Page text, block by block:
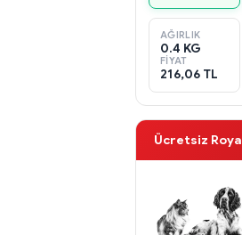
AĞIRLIK
0.4 KG
FIYAT
216,06 TL
Ücretsiz